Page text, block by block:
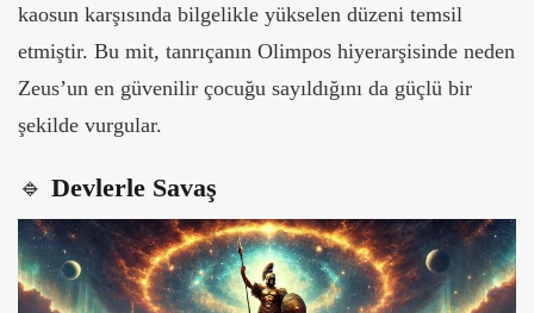
kaosun karşısında bilgelikle yükselen düzeni temsil
etmiştir. Bu mit, tanrıçanın Olimpos hiyerarşisinde neden
Zeus’un en güvenilir çocuğu sayıldığını da güçlü bir
şekilde vurgular.
🔹 Devlerle Savaş